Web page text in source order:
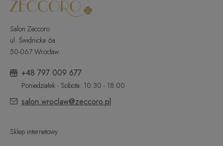
Salon Zeccoro
ul. Świdnicka 6a
50-067 Wrocław
+48 797 009 677
Poniedziałek - Sobota: 10:30 - 18:00
salon.wroclaw@zeccoro.pl
Sklep internetowy